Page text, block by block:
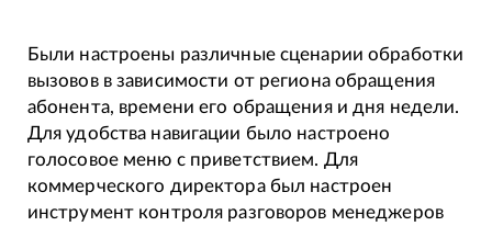
Были настроены различные сценарии обработки
вызовов в зависимости от региона обращения
абонента, времени его обращения и дня недели.
Для удобства навигации было настроено
голосовое меню с приветствием. Для
коммерческого директора был настроен
инструмент контроля разговоров менеджеров